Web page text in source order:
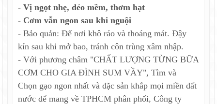
- Vị ngọt nhẹ, dẻo mềm, thơm hạt
- Cơm vẫn ngon sau khi nguội
- Bảo quản: Để nơi khô ráo và thoáng mát. Đậy
kín sau khi mở bao, tránh côn trùng xâm nhập.
- Với phương châm "CHẤT LƯỢNG TỪNG BỮA
CƠM CHO GIA ĐÌNH SUM VẦY", Tìm và
Chọn gạo ngon nhất và đặc sản khắp mọi miền đất
nước để mang về TPHCM phân phối, Công ty